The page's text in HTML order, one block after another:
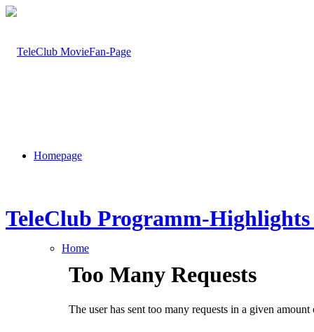
Homepage
Home
TeleClub Programm-